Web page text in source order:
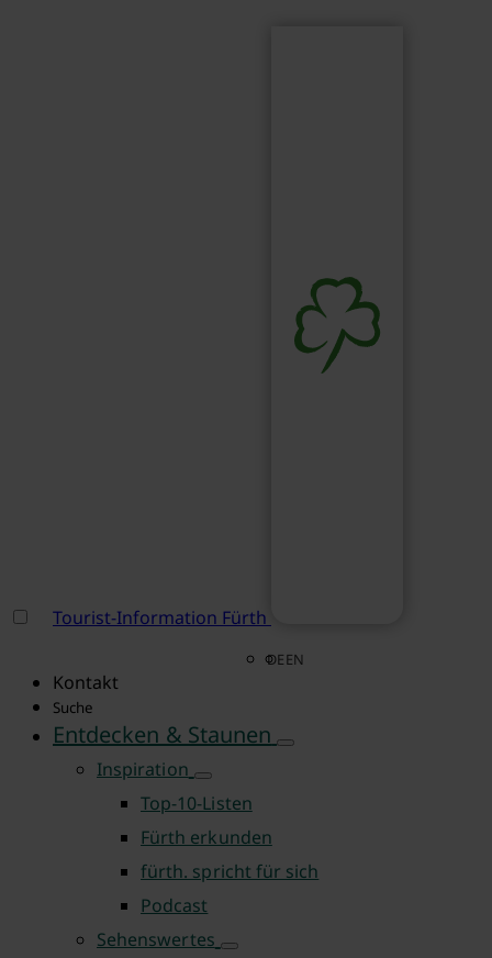
Tourist-Information Fürth
DEEN
Kontakt
Suche
Entdecken & Staunen
Inspiration
Top-10-Listen
Fürth erkunden
fürth. spricht für sich
Podcast
Sehenswertes